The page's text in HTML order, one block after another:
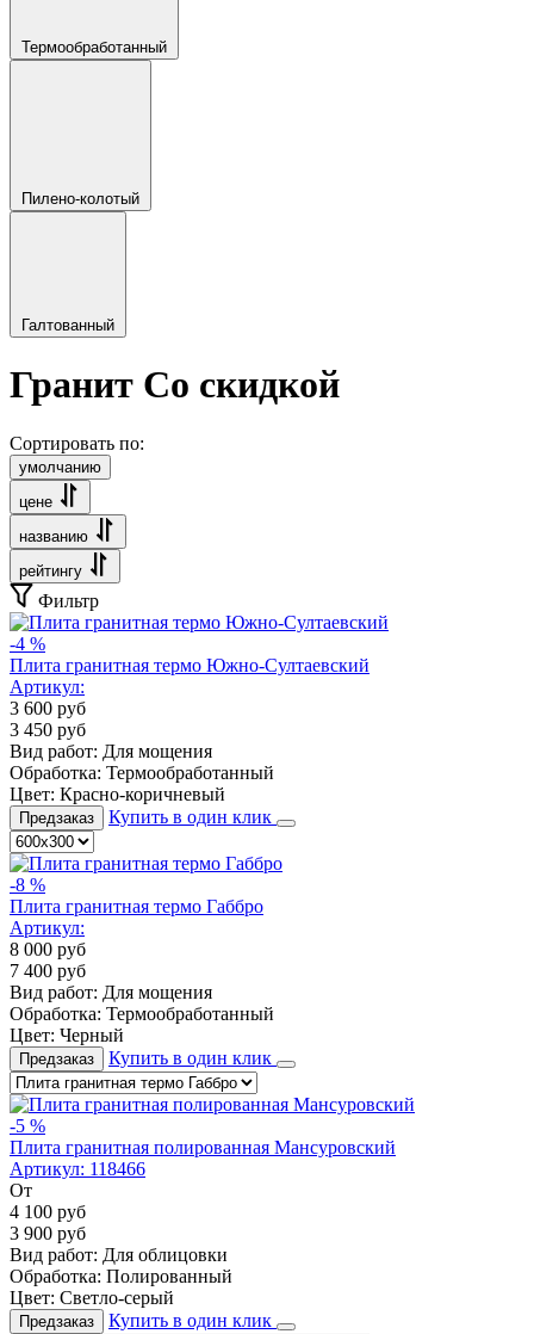
Термообработанный
Пилено-колотый
Галтованный
Гранит Со скидкой
Сортировать по:
умолчанию
цене
названию
рейтингу
Фильтр
-4 %
Плита гранитная термо Южно-Султаевский
Артикул:
3 600 руб
3 450 руб
Вид работ: Для мощения
Обработка: Термообработанный
Цвет: Красно-коричневый
Предзаказ Купить в один клик
-8 %
Плита гранитная термо Габбро
Артикул:
8 000 руб
7 400 руб
Вид работ: Для мощения
Обработка: Термообработанный
Цвет: Черный
Предзаказ Купить в один клик
-5 %
Плита гранитная полированная Мансуровский
Артикул: 118466
От
4 100 руб
3 900 руб
Вид работ: Для облицовки
Обработка: Полированный
Цвет: Светло-серый
Предзаказ Купить в один клик